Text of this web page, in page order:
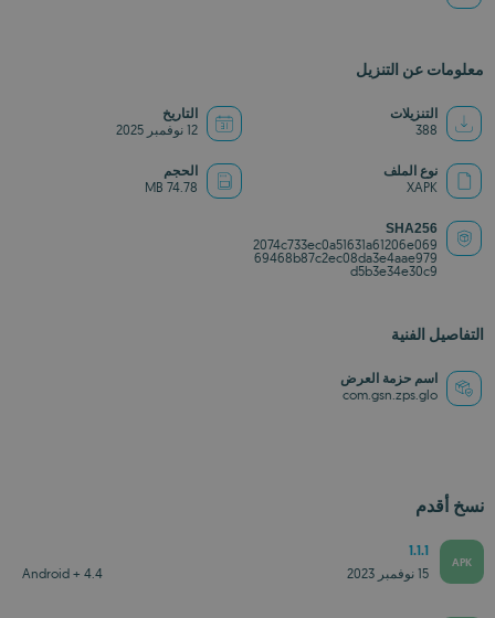
معلومات عن التنزيل
التنزيلات
388
التاريخ
12 نوفمبر 2025
نوع الملف
XAPK
الحجم
74.78 MB
SHA256
2074c733ec0a51631a61206e069
69468b87c2ec08da3e4aae979
d5b3e34e30c9
التفاصيل الفنية
اسم حزمة العرض
com.gsn.zps.glo
نسخ أقدم
APK
1.1.1
Android + 4.4 15 نوفمبر 2023